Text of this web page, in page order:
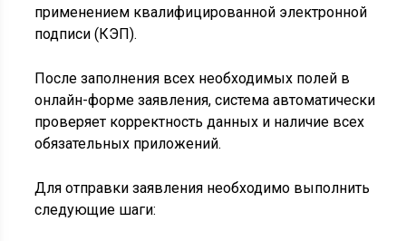
применением квалифицированной электронной
подписи (КЭП).
После заполнения всех необходимых полей в
онлайн-форме заявления, система автоматически
проверяет корректность данных и наличие всех
обязательных приложений.
Для отправки заявления необходимо выполнить
следующие шаги: